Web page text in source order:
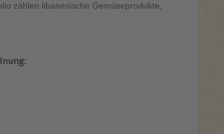
zählen libanesische Gemüseprodukte,